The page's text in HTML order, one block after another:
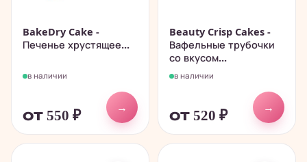
BakeDry Cake -
Печенье хрустящее...
в наличии
от 550 ₽
→
Beauty Crisp Cakes -
Вафельные трубочки
со вкусом...
в наличии
от 520 ₽
→